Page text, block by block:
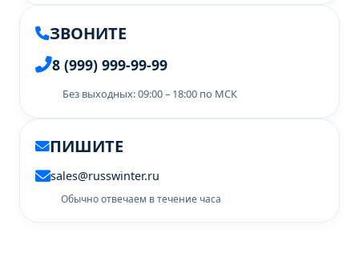
ЗВОНИТЕ
8 (999) 999-99-99
Без выходных: 09:00 – 18:00 по МСК
ПИШИТЕ
sales@russwinter.ru
Обычно отвечаем в течение часа